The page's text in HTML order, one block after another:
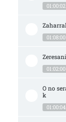
01:00:02
01:08:00
01:02:00
O no
k
01:00:04